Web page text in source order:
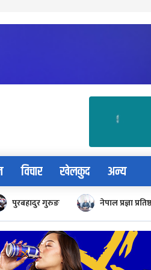
विचार खेलकुद अन्य
पुरबहादुर गुरुङ नेपाल प्रज्ञा